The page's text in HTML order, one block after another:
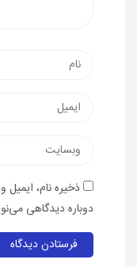
ذخیره نام،
دوباره دیدگاهی